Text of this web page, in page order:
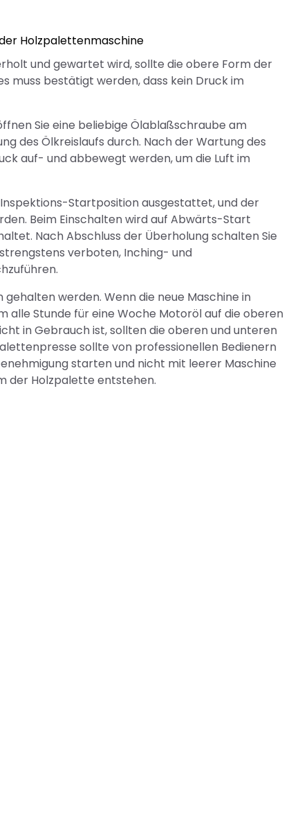
Holzpalettenmaschine
und gewartet wird, sollte die obere Form der
muss bestätigt werden, dass kein Druck im
Sie eine beliebige Ölablaßschraube am
des Ölkreislaufs durch. Nach der Wartung des
auf- und abbewegt werden, um die Luft im
Startposition ausgestattet, und der
Beim Einschalten wird auf Abwärts-Start
Nach Abschluss der Überholung schalten Sie
verboten, Inching- und
werden. Wenn die neue Maschine in
alle Stunde für eine Woche Motoröl auf die oberen
in Gebrauch ist, sollten die oberen und unteren
sollte von professionellen Bedienern
starten und nicht mit leerer Maschine
der Holzpalette entstehen.